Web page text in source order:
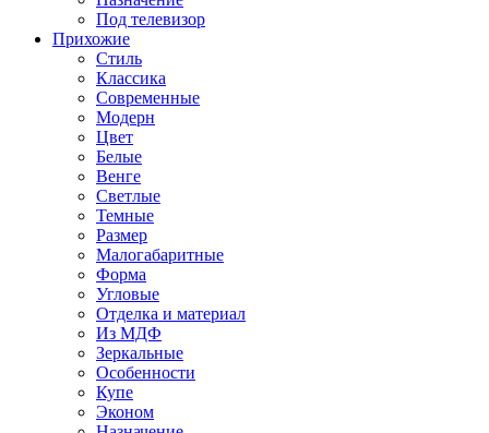
Под телевизор
Прихожие
Стиль
Классика
Современные
Модерн
Цвет
Белые
Венге
Светлые
Темные
Размер
Малогабаритные
Форма
Угловые
Отделка и материал
Из МДФ
Зеркальные
Особенности
Купе
Эконом